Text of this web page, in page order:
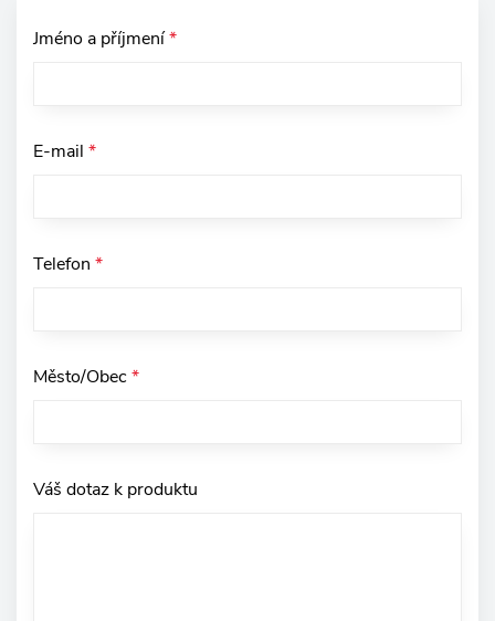
Jméno a příjmení*
E-mail *
Telefon *
Město/Obec*
Váš dotaz k produktu